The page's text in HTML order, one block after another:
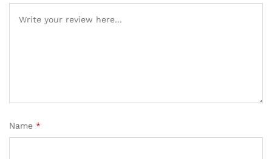
Name *